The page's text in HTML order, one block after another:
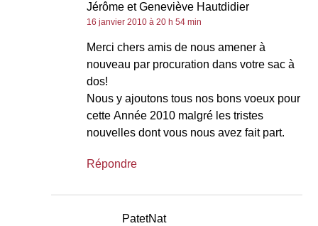
Jérôme et Geneviève Hautdidier
16 janvier 2010 à 20 h 54 min
Merci chers amis de nous amener à
nouveau par procuration dans votre sac à
dos!
Nous y ajoutons tous nos bons voeux pour
cette Année 2010 malgré les tristes
nouvelles dont vous nous avez fait part.
Répondre
PatetNat